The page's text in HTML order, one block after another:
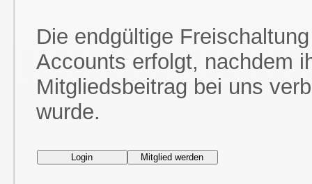
Die endgültige
Accounts erfolgt, nachdem
Mitgliedsbeitrag bei uns
wurde.